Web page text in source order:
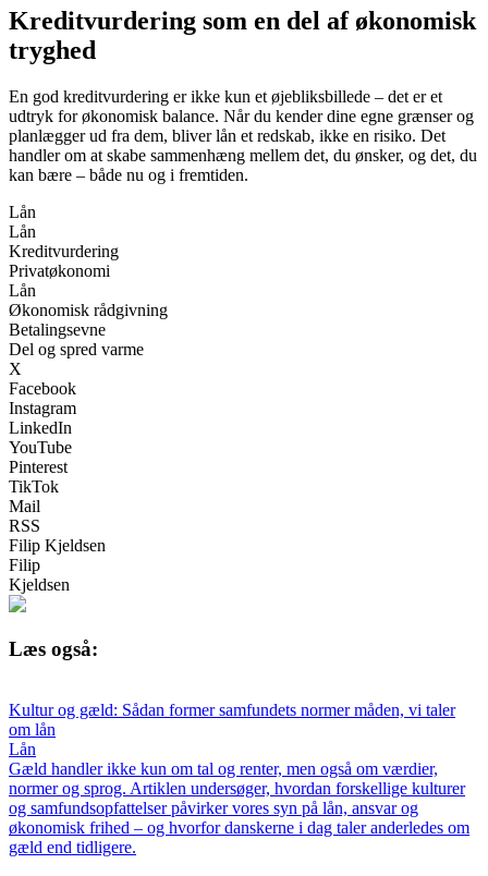
Kreditvurdering som en del af økonomisk
tryghed
En god kreditvurdering er ikke kun et øjebliksbillede – det er et
udtryk for økonomisk balance. Når du kender dine egne grænser og
planlægger ud fra dem, bliver lån et redskab, ikke en risiko. Det
handler om at skabe sammenhæng mellem det, du ønsker, og det, du
kan bære – både nu og i fremtiden.
Lån
Lån
Kreditvurdering
Privatøkonomi
Lån
Økonomisk rådgivning
Betalingsevne
Del og spred varme
X
Facebook
Instagram
LinkedIn
YouTube
Pinterest
TikTok
Mail
RSS
Filip Kjeldsen
Filip
Kjeldsen
Læs også:
Kultur og gæld: Sådan former samfundets normer måden, vi taler
om lån
Lån
Gæld handler ikke kun om tal og renter, men også om værdier,
normer og sprog. Artiklen undersøger, hvordan forskellige kulturer
og samfundsopfattelser påvirker vores syn på lån, ansvar og
økonomisk frihed – og hvorfor danskerne i dag taler anderledes om
gæld end tidligere.